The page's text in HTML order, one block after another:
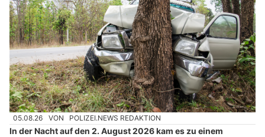
05.08.26 VON POLIZEI.NEWS REDAKTION
In der Nacht auf den 2. August 2026 kam es zu einem